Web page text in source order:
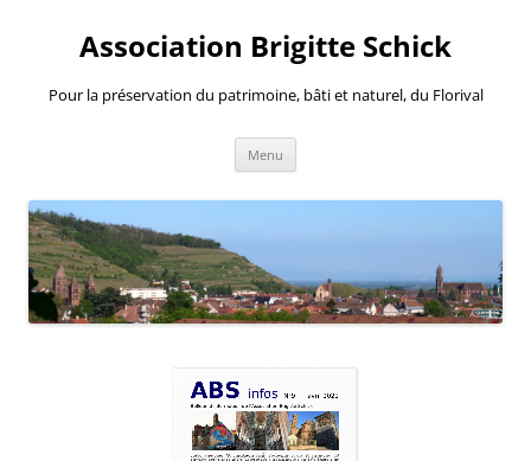
contenuAssociation Brigitte Schick
Pour la préservation du patrimoine, bâti et naturel, du Florival
Menu